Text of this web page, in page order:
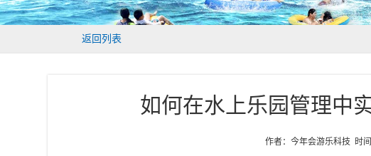
返回列表
如何在水上乐园管理中
作者：今年会游乐科技 时间